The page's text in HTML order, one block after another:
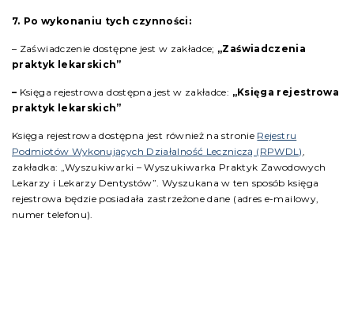
Po wykonaniu tych czynności:
– Zaświadczenie dostępne jest w zakładce; „Zaświadczenia
praktyk lekarskich”
– Księga rejestrowa dostępna jest w zakładce: „Księga rejestrowa
praktyk lekarskich”
Księga rejestrowa dostępna jest również na stronie Rejestru
Podmiotów Wykonujących Działalność Leczniczą (RPWDL),
zakładka: „Wyszukiwarki – Wyszukiwarka Praktyk Zawodowych
Lekarzy i Lekarzy Dentystów”. Wyszukana w ten sposób księga
rejestrowa będzie posiadała zastrzeżone dane (adres e-mailowy,
numer telefonu).